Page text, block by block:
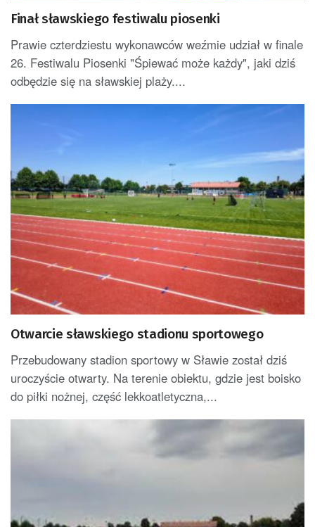
Finał sławskiego festiwalu piosenki
Prawie czterdziestu wykonawców weźmie udział w finale
26. Festiwalu Piosenki "Śpiewać może każdy", jaki dziś
odbędzie się na sławskiej plaży....
Otwarcie sławskiego stadionu sportowego
Przebudowany stadion sportowy w Sławie został dziś
uroczyście otwarty. Na terenie obiektu, gdzie jest boisko
do piłki nożnej, część lekkoatletyczna,...